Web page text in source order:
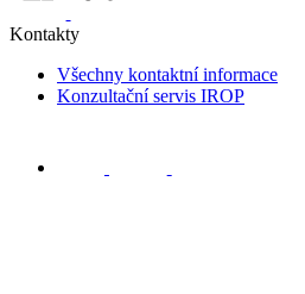
Kontakty
Všechny kontaktní informace
Konzultační servis IROP